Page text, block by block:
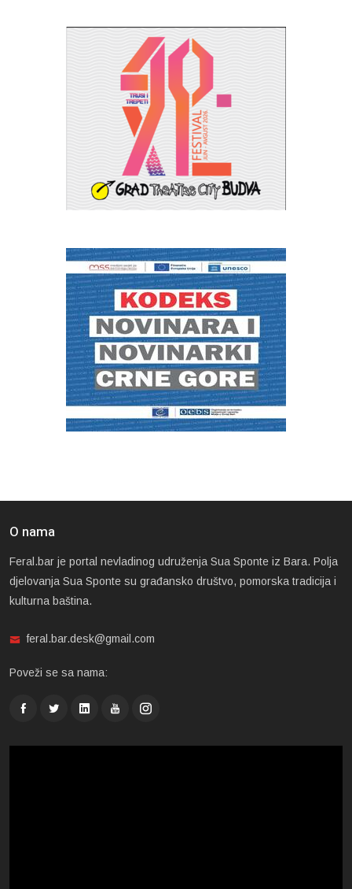
O nama
Feral.bar je portal nevladinog udruženja Sua Sponte iz Bara. Polja
djelovanja Sua Sponte su građansko društvo, pomorska tradicija i
kulturna baština.
feral.bar.desk@gmail.com
Poveži se sa nama: